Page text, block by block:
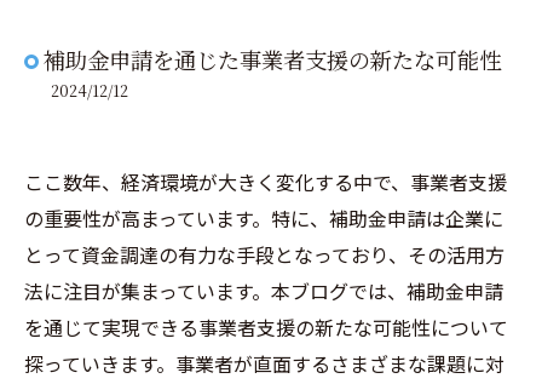
補助金申請を通じた事業者支援の新たな可能性
2024/12/12
ここ数年、経済環境が大きく変化する中で、事業者支援
の重要性が高まっています。特に、補助金申請は企業に
とって資金調達の有力な手段となっており、その活用方
法に注目が集まっています。本ブログでは、補助金申請
を通じて実現できる事業者支援の新たな可能性について
探っていきます。事業者が直面するさまざまな課題に対